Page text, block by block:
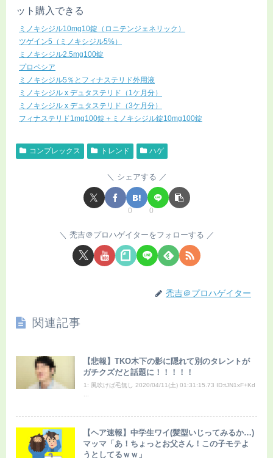
ット購入できる
ミノキシジル10mg10錠（ロニテンジェネリック）
ツゲイン5（ミノキシジル5%）
ミノキシジル2.5mg100錠
プロペシア
ミノキシジル5％とフィナステリド外用液
ミノキシジル x デュタステリド（1ケ月分）
ミノキシジル x デュタステリド（3ケ月分）
フィナステリド1mg100錠＋ミノキシジル錠10mg100錠
コンプレックス トレンド ハゲ
シェアする
0 0
禿吉＠プロハゲイターをフォローする
禿吉＠プロハゲイター
関連記事
【悲報】TKO木下の影に隠れて別のタレントが
ガチクズだと話題に！！！！！
1: 風吹けば毛無し 2020/04/11(土) 01:31:15.73 ID:tJN1xF+Kd
【ヘア速報】中学生ワイ(髪型いじってみるか…)
マッマ「あ！ちょっとお父さん！この子モテよ
うとしてるｗｗ」